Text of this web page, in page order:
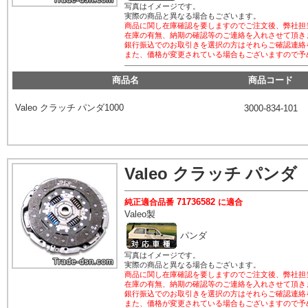
写真はイメージです。
実際の商品と異なる場合もございます。
商品に関し在庫確認を要しますのでご注文後、弊社担
在庫の有無、納期の確認等のご連絡を入れさせて頂き
銀行振込でのお取引きを選択の方はそれらご確認連
また、価格が変更されている場合もございますので
商品名 商品コード
Valeo クラッチ パンダ1000 3000-834-101
Valeo クラッチ パンダ
純正適合品番 71736582 に適合
Valeo製
パンダ
写真はイメージです。
実際の商品と異なる場合もございます。
商品に関し在庫確認を要しますのでご注文後、弊社担
在庫の有無、納期の確認等のご連絡を入れさせて頂き
銀行振込でのお取引きを選択の方はそれらご確認連
また、価格が変更されている場合もございますので